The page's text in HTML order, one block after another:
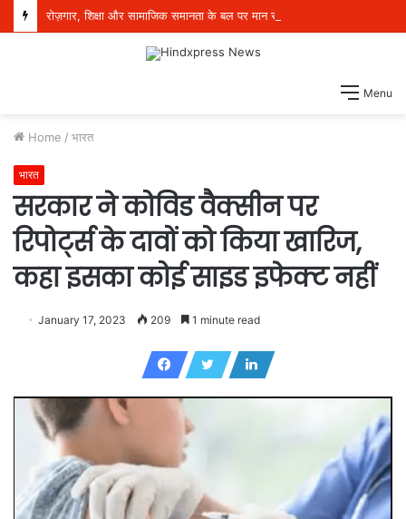
Menu
Home / भारत
भारत
सरकार ने कोविड वैक्सीन पर
रिपोर्ट्स के दावों को किया खारिज,
कहा इसका कोई साइड इफेक्ट नहीं
January 17, 2023 209 1 minute read